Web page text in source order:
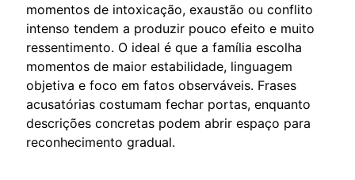
momentos de intoxicação, exaustão ou conflito
intenso tendem a produzir pouco efeito e muito
ressentimento. O ideal é que a família escolha
momentos de maior estabilidade, linguagem
objetiva e foco em fatos observáveis. Frases
acusatórias costumam fechar portas, enquanto
descrições concretas podem abrir espaço para
reconhecimento gradual.